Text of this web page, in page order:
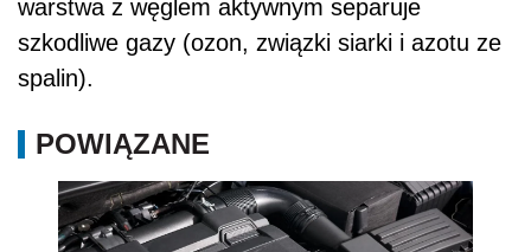
warstwa z węglem aktywnym separuje
szkodliwe gazy (ozon, związki siarki i azotu ze
spalin).
POWIĄZANE